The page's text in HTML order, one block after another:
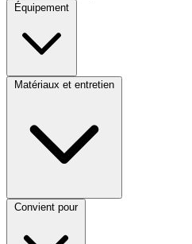
Équipement
Matériaux et entretien
Convient pour